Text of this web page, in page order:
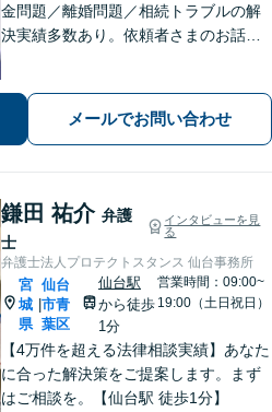
金問題／離婚問題／相続トラブルの解
決実績多数あり。依頼者さまのお話や
も営業】交通事故や刑事事件のご相談
もお任せください【Web面談可】
メールでお問い合わせ
鎌田 祐介 弁護
士
インタビューを見
る
弁護士法人プロテクトスタンス 仙台事務所
宮
城
県
仙台
市青
葉区
仙台駅
から徒歩
1分
営業時間：09:00~
19:00（土日祝日）
【4万件を超える法律相談実績】あなた
に合った解決策をご提案します。まず
はご相談を。【仙台駅 徒歩1分】